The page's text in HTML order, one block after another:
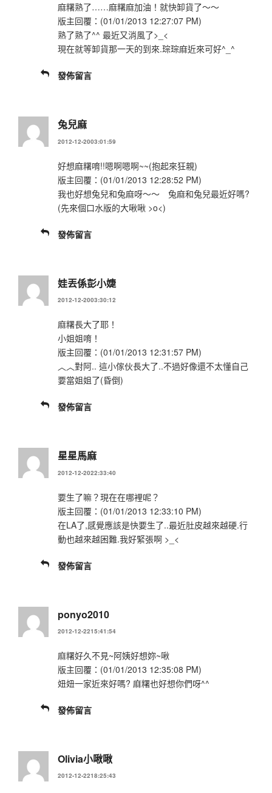
麻糬熟了……麻糬麻加油！就快卸貨了～～
版主回覆：(01/01/2013 12:27:07 PM)
熟了熟了^^ 最近又消風了>_<
現在就等卸貨那一天的到來.琮琮麻近來可好^_^
發佈留言
兔兒麻
2012-12-2003:01:59
好想麻糬唷!!嗯啊嗯啊~~(抱起來狂親)
版主回覆：(01/01/2013 12:28:52 PM)
我也好想兔兒和兔麻呀～～ 兔麻和兔兒最近好嗎?
(先來個口水版的大啾啾 >o<)
發佈留言
娃丟係彭小婕
2012-12-2003:30:12
麻糬長大了耶！
小姐姐唷！
版主回覆：(01/01/2013 12:31:57 PM)
︿︿對阿.. 這小傢伙長大了..不過好像還不太懂自己
要當姐姐了(昏倒)
發佈留言
星星馬麻
2012-12-2022:33:40
要生了嘛？現在在哪裡呢？
版主回覆：(01/01/2013 12:33:10 PM)
在LA了,感覺應該是快要生了..最近肚皮越來越硬.行
動也越來越困難.我好緊張啊 >_<
發佈留言
ponyo2010
2012-12-2215:41:54
麻糬好久不見~阿姨好想妳~啾
版主回覆：(01/01/2013 12:35:08 PM)
妞妞一家近來好嗎? 麻糬也好想你們呀^^
發佈留言
Olivia小啾啾
2012-12-2218:25:43